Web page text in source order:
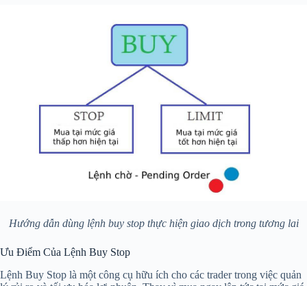
Hướng dẫn dùng lệnh buy stop thực hiện giao dịch trong tương lai
Ưu Điểm Của Lệnh Buy Stop
Lệnh Buy Stop là một công cụ hữu ích cho các trader trong việc quản